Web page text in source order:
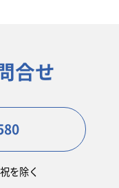
合せ
を除く